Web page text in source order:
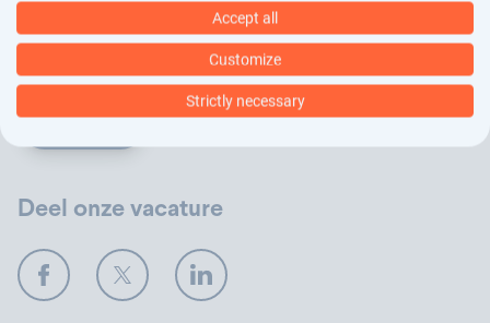
plaats. In ons
privacy statement
wij jouw gegevens verwerken.
Verstuur
Deel onze vacature
FacebookTwitter LinkedIn
Accept all
Customize
Strictly necessary